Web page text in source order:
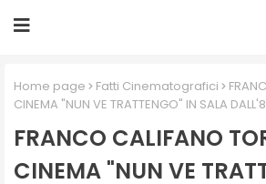
Home page Fatti Cinematografici
CINEMA "NUN VE TRATTENGO" IN SALA DALL'8
FRANCO CALIFANO
CINEMA "NUN VE